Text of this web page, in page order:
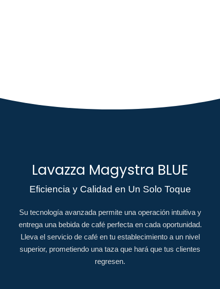
Lavazza Magystra BLUE
Eficiencia y Calidad en Un Solo Toque​
Su tecnología avanzada permite una operación intuitiva y
entrega una bebida de café perfecta en cada oportunidad.
Lleva el servicio de café en tu establecimiento a un nivel
superior, prometiendo una taza que hará que tus clientes
regresen.